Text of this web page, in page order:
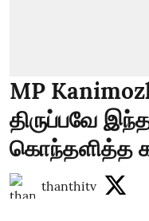
MP
திருப்பவே
கொந்தளித்த
thanthitv